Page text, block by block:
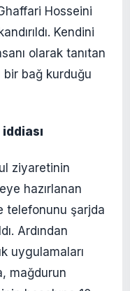
Hosseini
Kendini
olarak tanıtan
bir bağ kurduğu
ziyaretinin
hazırlanan
telefonunu şarjda
Ardından
uygulamaları
mağdurun